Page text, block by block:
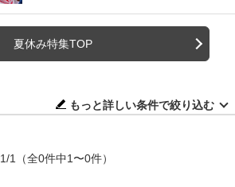
夏休み特集TOP
もっと詳しい条件で絞り込む
1/1 （全0件中1〜0件）